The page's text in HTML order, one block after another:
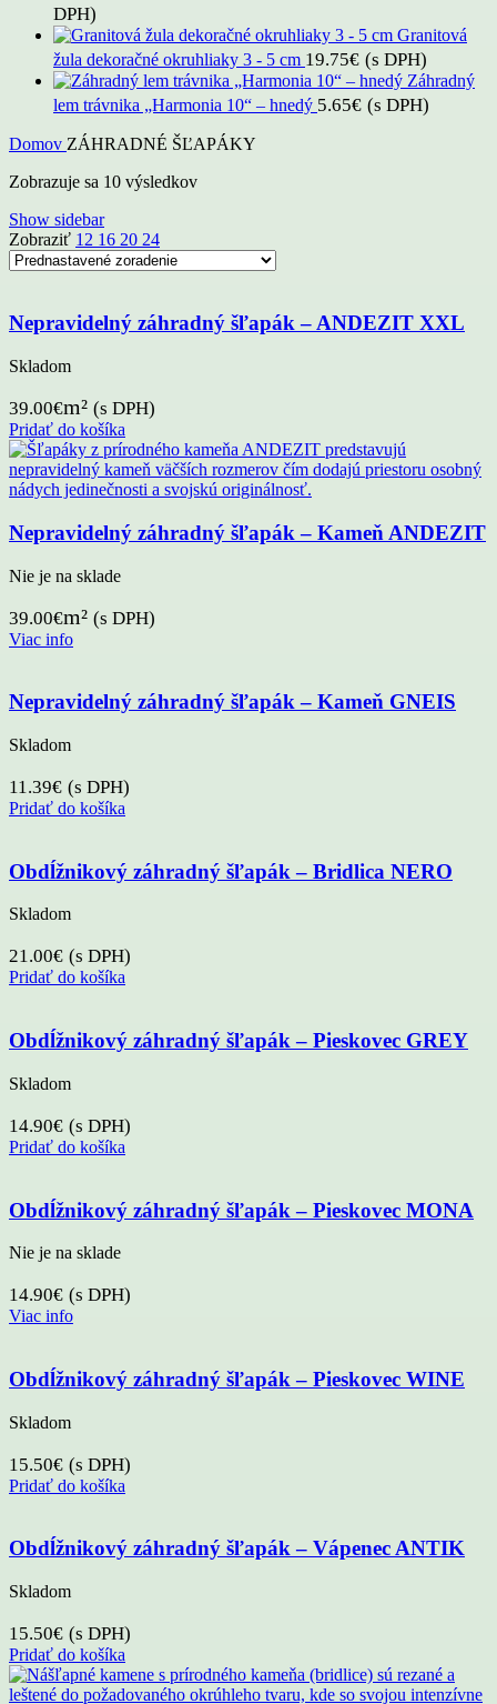
DPH)
Granitová
žula dekoračné okruhliaky 3 - 5 cm 19.75€ (s DPH)
Záhradný
lem trávnika „Harmonia 10“ – hnedý 5.65€ (s DPH)
Domov ZÁHRADNÉ ŠĽAPÁKY
Zobrazuje sa 10 výsledkov
Show sidebar
Zobraziť 12 16 20 24
Nepravidelný záhradný šľapák – ANDEZIT XXL
Skladom
39.00€m² (s DPH)
Pridať do košíka
Nepravidelný záhradný šľapák – Kameň ANDEZIT
Nie je na sklade
39.00€m² (s DPH)
Viac info
Nepravidelný záhradný šľapák – Kameň GNEIS
Skladom
11.39€ (s DPH)
Pridať do košíka
Obdĺžnikový záhradný šľapák – Bridlica NERO
Skladom
21.00€ (s DPH)
Pridať do košíka
Obdĺžnikový záhradný šľapák – Pieskovec GREY
Skladom
14.90€ (s DPH)
Pridať do košíka
Obdĺžnikový záhradný šľapák – Pieskovec MONA
Nie je na sklade
14.90€ (s DPH)
Viac info
Obdĺžnikový záhradný šľapák – Pieskovec WINE
Skladom
15.50€ (s DPH)
Pridať do košíka
Obdĺžnikový záhradný šľapák – Vápenec ANTIK
Skladom
15.50€ (s DPH)
Pridať do košíka